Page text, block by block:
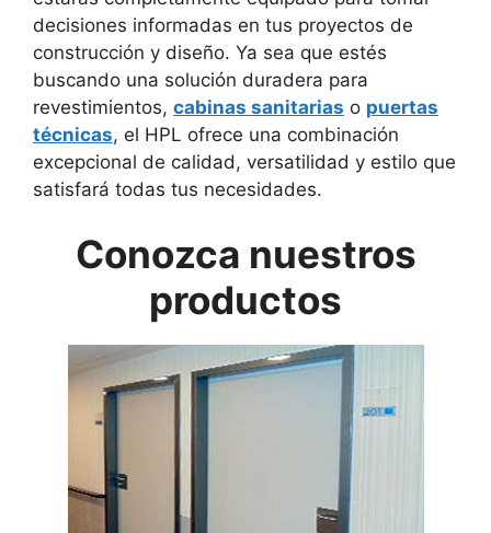
decisiones informadas en tus proyectos de
construcción y diseño. Ya sea que estés
buscando una solución duradera para
revestimientos, cabinas sanitarias o puertas
técnicas, el HPL ofrece una combinación
excepcional de calidad, versatilidad y estilo que
satisfará todas tus necesidades.
Conozca nuestros
productos